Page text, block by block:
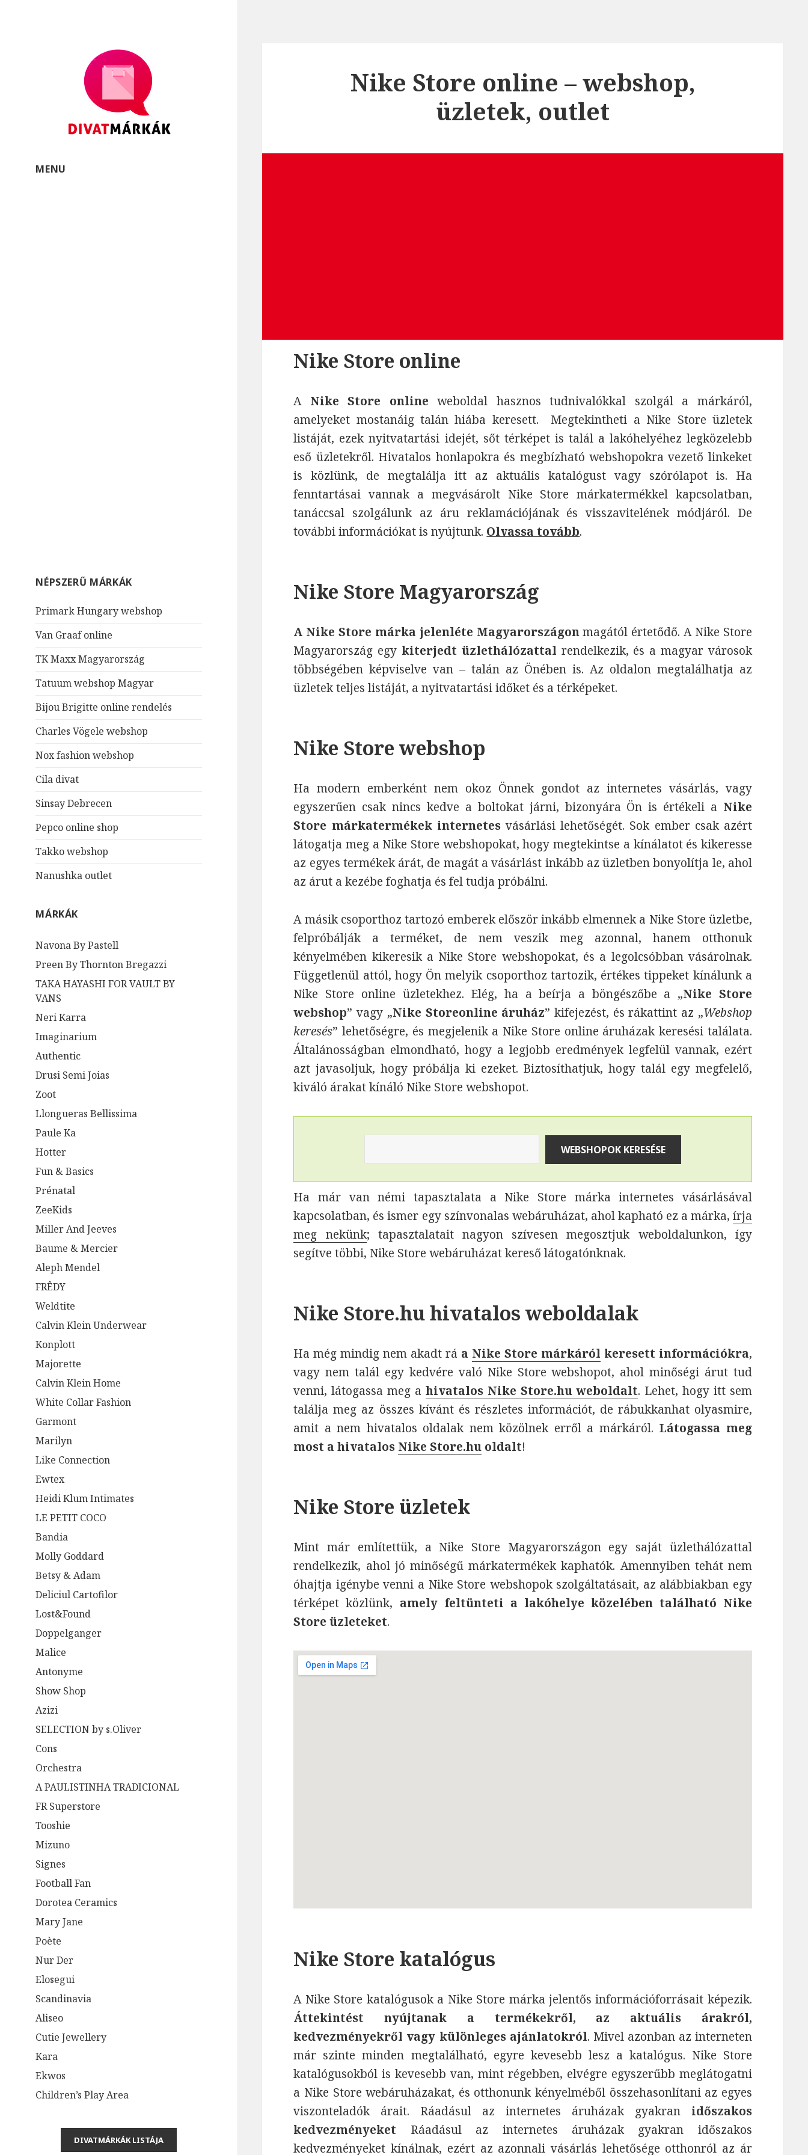
Divatmárkák
Divatmárkák és márkás
öltözékek
MENU
NÉPSZERŰ MÁRKÁK
Primark Hungary webshop
Van Graaf online
TK Maxx Magyarország
Tatuum webshop Magyar
Bijou Brigitte online rendelés
Charles Vögele webshop
Nox fashion webshop
Cila divat
Sinsay Debrecen
Pepco online shop
Takko webshop
Nanushka outlet
MÁRKÁK
Navona By Pastell
Preen By Thornton Bregazzi
TAKA HAYASHI FOR VAULT BY
VANS
Neri Karra
Imaginarium
Authentic
Drusi Semi Joias
Zoot
Llongueras Bellissima
Paule Ka
Hotter
Fun & Basics
Prénatal
ZeeKids
Miller And Jeeves
Baume & Mercier
Aleph Mendel
FRÊDY
Weldtite
Calvin Klein Underwear
Konplott
Majorette
Calvin Klein Home
White Collar Fashion
Garmont
Marilyn
Like Connection
Ewtex
Heidi Klum Intimates
LE PETIT COCO
Bandia
Molly Goddard
Betsy & Adam
Deliciul Cartofilor
Lost&Found
Doppelganger
Malice
Antonyme
Show Shop
Azizi
SELECTION by s.Oliver
Cons
Orchestra
A PAULISTINHA TRADICIONAL
FR Superstore
Tooshie
Mizuno
Signes
Football Fan
Dorotea Ceramics
Mary Jane
Poète
Nur Der
Elosegui
Scandinavia
Aliseo
Cutie Jewellery
Kara
Ekwos
Children’s Play Area
Nike Store online – webshop,
üzletek, outlet
Nike Store online
A Nike Store online weboldal hasznos tudnivalókkal szolgál a márkáról,
amelyeket mostanáig talán hiába keresett. Megtekintheti a Nike Store üzletek
listáját, ezek nyitvatartási idejét, sőt térképet is talál a lakóhelyéhez legközelebb
eső üzletekről. Hivatalos honlapokra és megbízható webshopokra vezető linkeket
is közlünk, de megtalálja itt az aktuális katalógust vagy szórólapot is. Ha
fenntartásai vannak a megvásárolt Nike Store márkatermékkel kapcsolatban,
tanáccsal szolgálunk az áru reklamációjának és visszavitelének módjáról. De
további információkat is nyújtunk. Olvassa tovább.
Nike Store Magyarország
A Nike Store márka jelenléte Magyarországonmagától értetődő. A Nike Store
Magyarország egy kiterjedt üzlethálózattal rendelkezik, és a magyar városok
többségében képviselve van – talán az Önében is. Az oldalon megtalálhatja az
üzletek teljes listáját, a nyitvatartási időket és a térképeket.
Nike Store webshop
Ha modern emberként nem okoz Önnek gondot az internetes vásárlás, vagy
egyszerűen csak nincs kedve a boltokat járni, bizonyára Ön is értékeli a Nike
Store márkatermékek internetesvásárlási lehetőségét. Sok ember csak azért
látogatja meg a Nike Store webshopokat, hogy megtekintse a kínálatot és kikeresse
az egyes termékek árát, de magát a vásárlást inkább az üzletben bonyolítja le, ahol
az árut a kezébe foghatja és fel tudja próbálni.
A másik csoporthoz tartozó emberek először inkább elmennek a Nike Store üzletbe,
felpróbálják a terméket, de nem veszik meg azonnal, hanem otthonuk
kényelmében kikeresik a Nike Store webshopokat, és a legolcsóbban vásárolnak.
Függetlenül attól, hogy Ön melyik csoporthoz tartozik, értékes tippeket kínálunk a
Nike Store online üzletekhez. Elég, ha a beírja a böngészőbe a „Nike Store
webshop” vagy „Nike Storeonline áruház” kifejezést, és rákattint az „Webshop
keresés” lehetőségre, és megjelenik a Nike Store online áruházak keresési találata.
Általánosságban elmondható, hogy a legjobb eredmények legfelül vannak, ezért
azt javasoljuk, hogy próbálja ki ezeket. Biztosíthatjuk, hogy talál egy megfelelő,
kiváló árakat kínáló Nike Store webshopot.
Ha már van némi tapasztalata a Nike Store márka internetes vásárlásával
kapcsolatban, és ismer egy színvonalas webáruházat, ahol kapható ez a márka, írja
meg nekünk; tapasztalatait nagyon szívesen megosztjuk weboldalunkon, így
segítve többi, Nike Store webáruházat kereső látogatónknak.
Nike Store.hu hivatalos weboldalak
Ha még mindig nem akadt rá a Nike Store márkáról keresett információkra,
vagy nem talál egy kedvére való Nike Store webshopot, ahol minőségi árut tud
venni, látogassa meg a hivatalos Nike Store.hu weboldalt. Lehet, hogy itt sem
találja meg az összes kívánt és részletes információt, de rábukkanhat olyasmire,
amit a nem hivatalos oldalak nem közölnek erről a márkáról. Látogassa meg
most a hivatalos Nike Store.hu oldalt!
Nike Store üzletek
Mint már említettük, a Nike Store Magyarországon egy saját üzlethálózattal
rendelkezik, ahol jó minőségű márkatermékek kaphatók. Amennyiben tehát nem
óhajtja igénybe venni a Nike Store webshopok szolgáltatásait, az alábbiakban egy
térképet közlünk, amely feltünteti a lakóhelye közelében található Nike
Store üzleteket.
Nike Store katalógus
A Nike Store katalógusok a Nike Store márka jelentős információforrásait képezik.
Áttekintést nyújtanak a termékekről, az aktuális árakról,
kedvezményekről vagy különleges ajánlatokról. Mivel azonban az interneten
már szinte minden megtalálható, egyre kevesebb lesz a katalógus. Nike Store
katalógusokból is kevesebb van, mint régebben, elvégre egyszerűbb meglátogatni
a Nike Store webáruházakat, és otthonunk kényelméből összehasonlítani az egyes
viszonteladók árait. Ráadásul az internetes áruházak gyakran időszakos
kedvezményeket Ráadásul az internetes áruházak gyakran időszakos
kedvezményeket kínálnak, ezért az azonnali vásárlás lehetősége otthonról az ár